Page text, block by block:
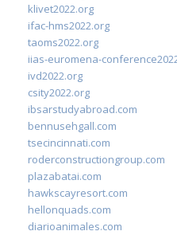
klivet2022.org
ifac-hms2022.org
taoms2022.org
iias-euromena-
ivd2022.org
csity2022.org
ibsarstudyabroad.com
bennusehgall.com
tsecincinnati.com
roderconstructiongroup.com
plazabatai.com
hawkscayresort.com
hellonquads.com
diarioanimales.com